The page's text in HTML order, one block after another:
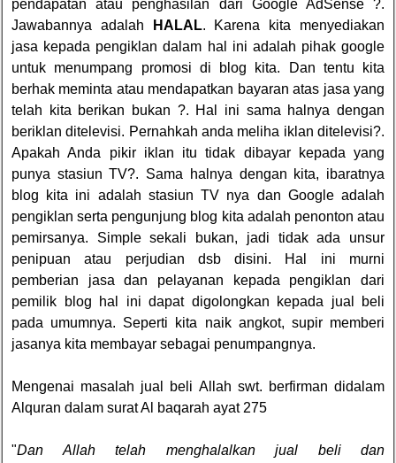
pendapatan atau penghasilan dari Google AdSense ?.
Jawabannya adalah
HALAL. Karena kita menyediakan
jasa kepada pengiklan dalam hal ini adalah pihak google
untuk menumpang promosi di blog kita. Dan tentu kita
berhak meminta atau mendapatkan bayaran atas jasa yang
telah kita berikan bukan ?. Hal ini sama halnya dengan
beriklan ditelevisi. Pernahkah anda meliha iklan ditelevisi?.
Apakah Anda pikir iklan itu tidak dibayar kepada yang
punya stasiun TV?. Sama halnya dengan kita, ibaratnya
blog kita ini adalah stasiun TV nya dan Google adalah
pengiklan serta pengunjung blog kita adalah penonton atau
pemirsanya. Simple sekali bukan, jadi tidak ada unsur
penipuan atau perjudian dsb disini. Hal ini murni
pemberian jasa dan pelayanan kepada pengiklan dari
pemilik blog hal ini dapat digolongkan kepada jual beli
pada umumnya. Seperti kita naik angkot, supir memberi
jasanya kita membayar sebagai penumpangnya.
Mengenai masalah jual beli Allah swt. berfirman didalam
Alquran dalam surat Al baqarah ayat 275
"Dan Allah telah menghalalkan jual beli dan